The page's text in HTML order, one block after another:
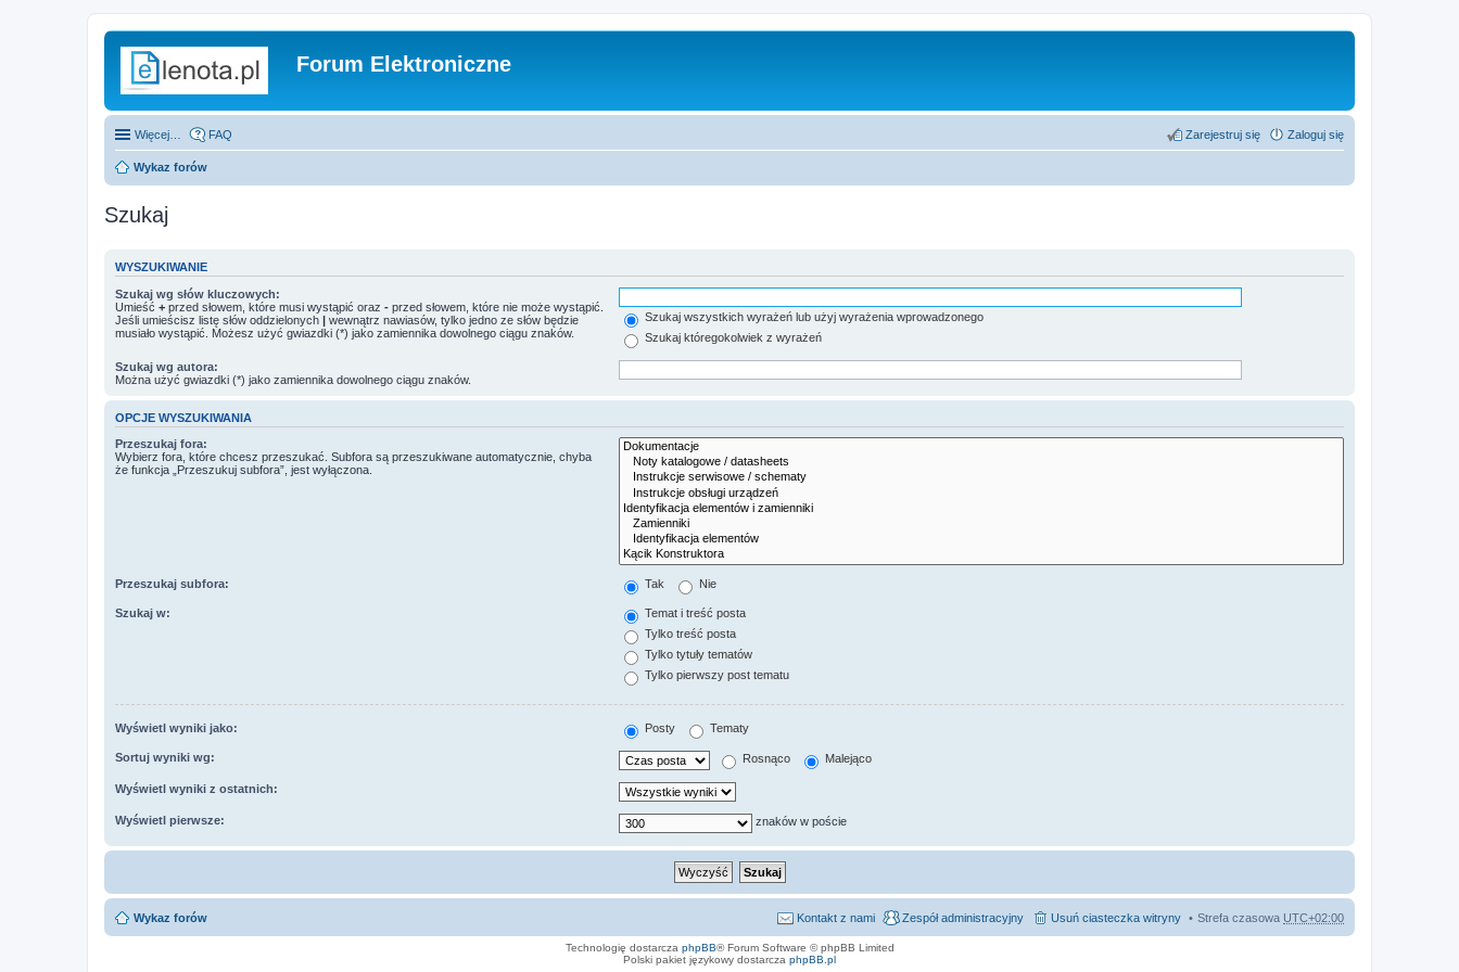
Forum Elektroniczne
Więcej… FAQ Zaloguj się
Zarejestruj się
Wykaz forów
Szukaj
WYSZUKIWANIE
Szukaj wg słów kluczowych:
Umieść + przed słowem, które musi wystąpić oraz - przed słowem, które nie może wystąpić.
Jeśli umieścisz listę słów oddzielonych | wewnątrz nawiasów, tylko jedno ze słów będzie
musiało wystąpić. Możesz użyć gwiazdki (*) jako zamiennika dowolnego ciągu znaków.
Szukaj wszystkich wyrażeń lub użyj wyrażenia wprowadzonego
Szukaj któregokolwiek z wyrażeń
Szukaj wg autora:
Można użyć gwiazdki (*) jako zamiennika dowolnego ciągu znaków.
OPCJE WYSZUKIWANIA
Przeszukaj fora:
Wybierz fora, które chcesz przeszukać. Subfora są przeszukiwane automatycznie, chyba
że funkcja „Przeszukuj subfora”, jest wyłączona.
Przeszukaj subfora: Tak Nie
Szukaj w:
Temat i treść posta
Tylko treść posta
Tylko tytuły tematów
Tylko pierwszy post tematu
Wyświetl wyniki jako: Posty Tematy
Sortuj wyniki wg: Rosnąco Malejąco
Wyświetl wyniki z ostatnich:
Wyświetl pierwsze: znaków w poście
Wykaz forów Strefa czasowa UTC+02:00
Usuń ciasteczka witryny
Zespół administracyjny
Kontakt z nami
Technologię dostarcza phpBB® Forum Software © phpBB Limited
Polski pakiet językowy dostarcza phpBB.pl